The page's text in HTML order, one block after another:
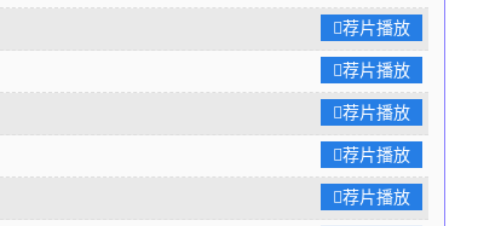
荐片播放
荐片播放
荐片播放
荐片播放
荐片播放